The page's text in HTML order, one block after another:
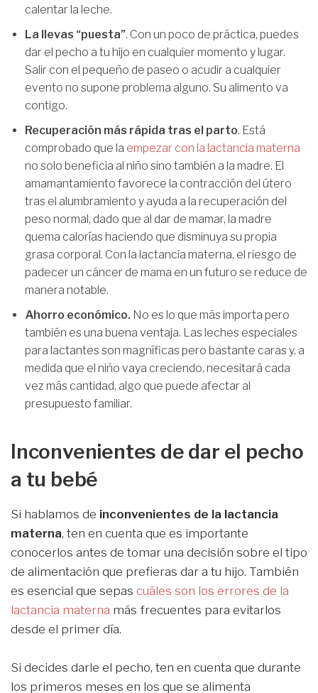
calentar la leche.
La llevas “puesta”. Con un poco de práctica, puedes
dar el pecho a tu hijo en cualquier momento y lugar.
Salir con el pequeño de paseo o acudir a cualquier
evento no supone problema alguno. Su alimento va
contigo.
Recuperación más rápida tras el parto. Está
comprobado que la empezar con la lactancia materna
no solo beneficia al niño sino también a la madre. El
amamantamiento favorece la contracción del útero
tras el alumbramiento y ayuda a la recuperación del
peso normal, dado que al dar de mamar, la madre
quema calorías haciendo que disminuya su propia
grasa corporal. Con la lactancia materna, el riesgo de
padecer un cáncer de mama en un futuro se reduce de
manera notable.
Ahorro económico. No es lo que más importa pero
también es una buena ventaja. Las leches especiales
para lactantes son magníficas pero bastante caras y, a
medida que el niño vaya creciendo, necesitará cada
vez más cantidad, algo que puede afectar al
presupuesto familiar.
Inconvenientes de dar el pecho
a tu bebé
Si hablamos de inconvenientes de la lactancia
materna, ten en cuenta que es importante
conocerlos antes de tomar una decisión sobre el tipo
de alimentación que prefieras dar a tu hijo. También
es esencial que sepas cuáles son los errores de la
lactancia materna más frecuentes para evitarlos
desde el primer día.
Si decides darle el pecho, ten en cuenta que durante
los primeros meses en los que se alimenta